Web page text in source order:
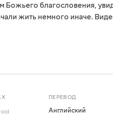
Божьего благословения,
жить немного иначе.
ПЕРЕВОД
Английский